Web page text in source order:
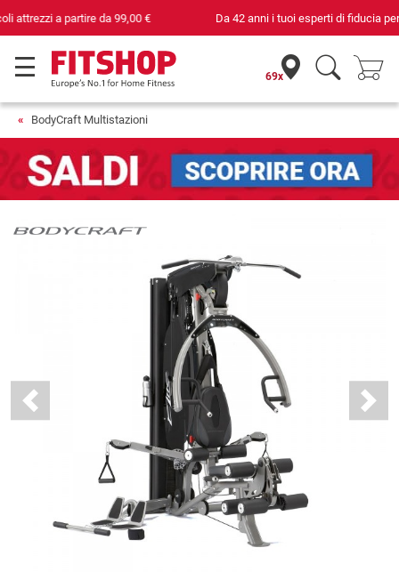
Da 42 anni i tuoi esperti di fiducia per il fitness domestico
69x
BodyCraft Multistazioni
Previous Next